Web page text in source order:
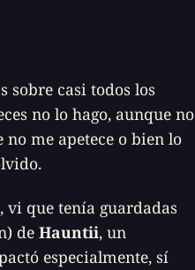
sobre casi todos los
no lo hago, aunque no
me apetece o bien lo
vi que tenía guardadas
de Hauntii, un
especialmente, sí